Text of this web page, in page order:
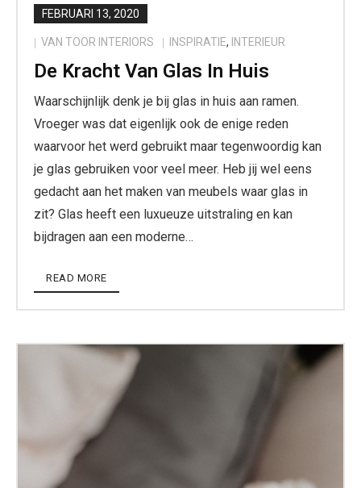
FEBRUARI 13, 2020
VAN TOOR INTERIORS INSPIRATIE, INTERIEUR
De Kracht Van Glas In Huis
Waarschijnlijk denk je bij glas in huis aan ramen.
Vroeger was dat eigenlijk ook de enige reden
waarvoor het werd gebruikt maar tegenwoordig kan
je glas gebruiken voor veel meer. Heb jij wel eens
gedacht aan het maken van meubels waar glas in
zit? Glas heeft een luxueuze uitstraling en kan
bijdragen aan een moderne…
READ MORE